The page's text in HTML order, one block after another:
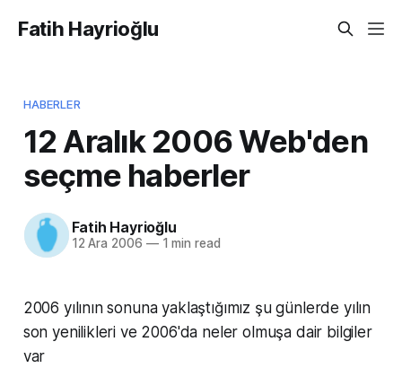
Fatih Hayrioğlu
HABERLER
12 Aralık 2006 Web'den
seçme haberler
Fatih Hayrioğlu
12 Ara 2006 —1 min read
2006 yılının sonuna yaklaştığımız şu günlerde yılın
son yenilikleri ve 2006'da neler olmuşa dair bilgiler
var